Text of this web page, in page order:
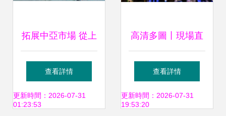
拓展中亞市場 從上
海到比什凱克的高
效鐵路貨運解決方
查看詳情
更新時間：2026-07-31
01:23:53
高清多圖丨現場直
擊長寧風采 多式聯
運服務的樞紐力量
查看詳情
更新時間：2026-07-31
19:53:20